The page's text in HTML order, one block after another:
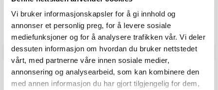
Vi bruker informasjonskapsler for å gi innhold og
annonser et personlig preg, for å levere sosiale
mediefunksjoner og for å analysere trafikken vår. Vi deler
dessuten informasjon om hvordan du bruker nettstedet
vårt, med partnerne våre innen sosiale medier,
annonsering og analysearbeid, som kan kombinere den
med annen informasjon du har gjort tilgjengelig for dem,
Vær oppmerksom på at noen kunder gir en rating uten å skrive en
review, og at antallet ratings derfor vil være forskjellig fra antall
reviews.
Q & A